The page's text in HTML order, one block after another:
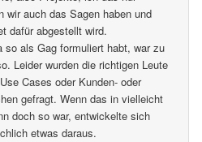
wir auch das Sagen haben und
dafür abgestellt wird.
so als Gag formuliert habt, war zu
Leider wurden die richtigen Leute
Cases oder Kunden- oder
gefragt. Wenn das in vielleicht
doch so war, entwickelte sich
etwas daraus.